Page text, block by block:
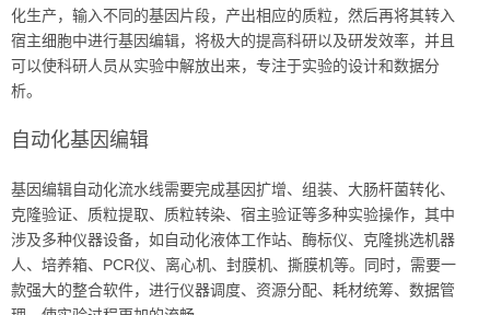
化生产，输入不同的基因片段，产出相应的质粒，然后再将其转入
宿主细胞中进行基因编辑，将极大的提高科研以及研发效率，并且
可以使科研人员从实验中解放出来，专注于实验的设计和数据分
析。
自动化基因编辑
基因编辑自动化流水线需要完成基因扩增、组装、大肠杆菌转化、
克隆验证、质粒提取、质粒转染、宿主验证等多种实验操作，其中
涉及多种仪器设备，如自动化液体工作站、酶标仪、克隆挑选机器
人、培养箱、PCR仪、离心机、封膜机、撕膜机等。同时，需要一
款强大的整合软件，进行仪器调度、资源分配、耗材统筹、数据管